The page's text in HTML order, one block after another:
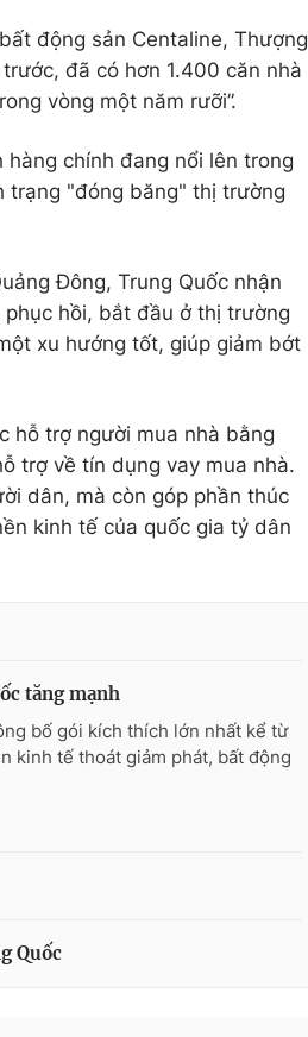
động sản Centaline, Thượng
đã có hơn 1.400 căn nhà
vòng một năm rưỡi”.
chính đang nổi lên trong
trạng "đóng băng" thị trường
Đông, Trung Quốc nhận
hồi, bắt đầu ở thị trường
xu hướng tốt, giúp giảm bớt
hỗ trợ người mua nhà bằng
trợ về tín dụng vay mua nhà.
dân, mà còn góp phần thúc
kinh tế của quốc gia tỷ dân
tăng mạnh
bố gói kích thích lớn nhất kể từ
kinh tế thoát giảm phát, bất động
Quốc